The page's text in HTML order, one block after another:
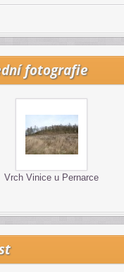
fotografie
Vrch Vinice u Pernarce